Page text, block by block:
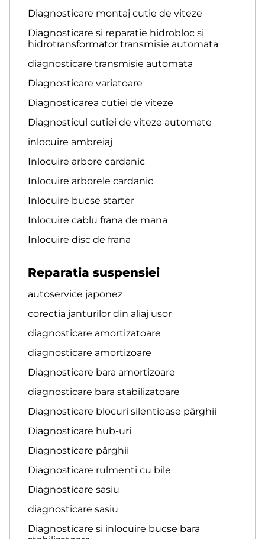
Diagnosticare montaj cutie de viteze
Diagnosticare si reparatie hidrobloc si
hidrotransformator transmisie automata
diagnosticare transmisie automata
Diagnosticare variatoare
Diagnosticarea cutiei de viteze
Diagnosticul cutiei de viteze automate
inlocuire ambreiaj
Inlocuire arbore cardanic
Inlocuire arborele cardanic
Inlocuire bucse starter
Inlocuire cablu frana de mana
Inlocuire disc de frana
Reparatia suspensiei
autoservice japonez
corectia janturilor din aliaj usor
diagnosticare amortizatoare
diagnosticare amortizoare
Diagnosticare bara amortizoare
diagnosticare bara stabilizatoare
Diagnosticare blocuri silentioase pârghii
Diagnosticare hub-uri
Diagnosticare pârghii
Diagnosticare rulmenti cu bile
Diagnosticare sasiu
diagnosticare sasiu
Diagnosticare si inlocuire bucse bara